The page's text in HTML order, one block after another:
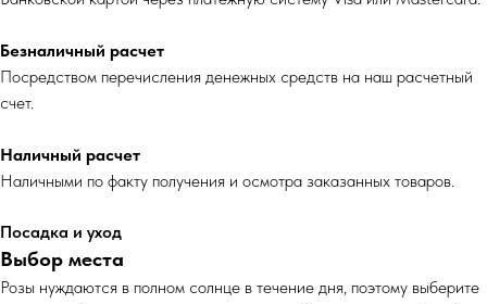
Безналичный расчет
Посредством перечисления денежных средств на наш расчетный
счет.
Наличный расчет
Наличными по факту получения и осмотра заказанных товаров.
Посадка и уход
Выбор места
Розы нуждаются в полном солнце в течение дня, поэтому выберите